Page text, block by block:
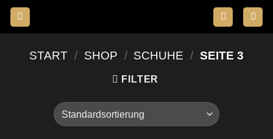
Zum
Inhalt
START / SHOP / SCHUHE / SEITE 3
FILTER